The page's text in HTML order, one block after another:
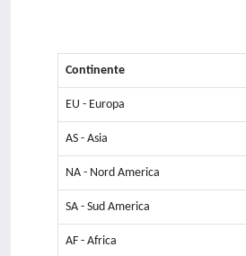
Continente
EU - Europa
AS - Asia
NA - Nord America
SA - Sud America
AF - Africa